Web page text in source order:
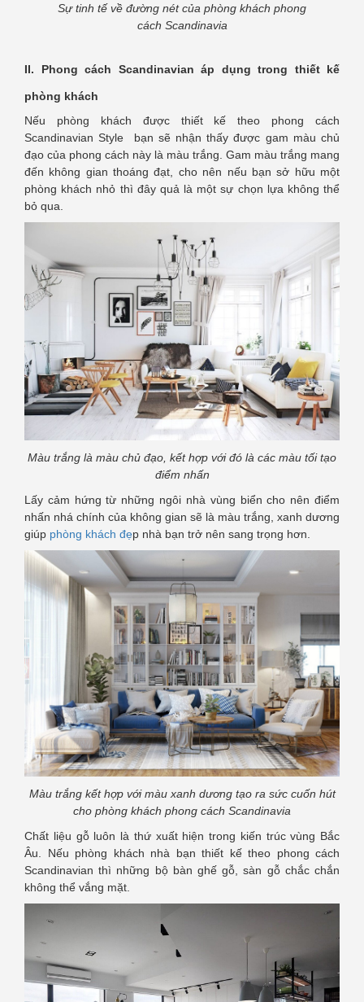
Sự tinh tế về đường nét của phòng khách phong
cách Scandinavia
II. Phong cách Scandinavian áp dụng trong thiết kế
phòng khách
Nếu phòng khách được thiết kế theo phong cách
Scandinavian Style bạn sẽ nhận thấy được gam màu chủ
đạo của phong cách này là màu trắng. Gam màu trắng mang
đến không gian thoáng đạt, cho nên nếu bạn sở hữu một
phòng khách nhỏ thì đây quả là một sự chọn lựa không thể
bỏ qua.
Màu trắng là màu chủ đạo, kết hợp với đó là các màu tối tạo
điểm nhấn
Lấy cảm hứng từ những ngôi nhà vùng biển cho nên điểm
nhấn nhá chính của không gian sẽ là màu trắng, xanh dương
giúp phòng khách đẹp nhà bạn trở nên sang trọng hơn.
Màu trắng kết hợp với màu xanh dương tạo ra sức cuốn hút
cho phòng khách phong cách Scandinavia
Chất liệu gỗ luôn là thứ xuất hiện trong kiến trúc vùng Bắc
Âu. Nếu phòng khách nhà bạn thiết kế theo phong cách
Scandinavian thì những bộ bàn ghế gỗ, sàn gỗ chắc chắn
không thể vắng mặt.